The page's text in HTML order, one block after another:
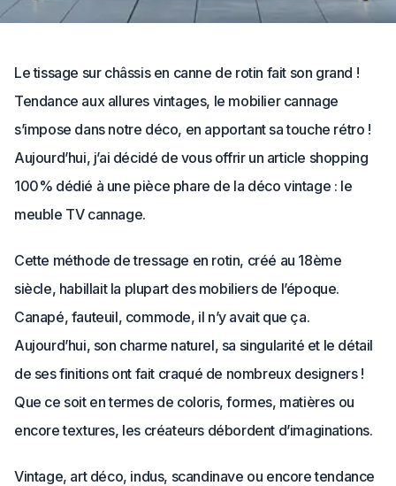
Le tissage sur châssis en canne de rotin fait son grand !
Tendance aux allures vintages, le mobilier cannage
s’impose dans notre déco, en apportant sa touche rétro !
Aujourd’hui, j’ai décidé de vous offrir un article shopping
100% dédié à une pièce phare de la déco vintage : le
meuble TV cannage.
Cette méthode de tressage en rotin, créé au 18ème
siècle, habillait la plupart des mobiliers de l’époque.
Canapé, fauteuil, commode, il n’y avait que ça.
Aujourd’hui, son charme naturel, sa singularité et le détail
de ses finitions ont fait craqué de nombreux designers !
Que ce soit en termes de coloris, formes, matières ou
encore textures, les créateurs débordent d’imaginations.
Vintage, art déco, indus, scandinave ou encore tendance